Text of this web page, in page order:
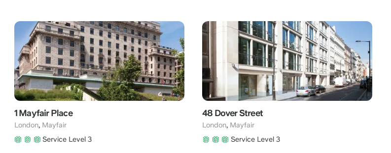
1 Mayfair Place
London, Mayfair
Service Level 3
48 Dover Street
London, Mayfair
Service Level 3